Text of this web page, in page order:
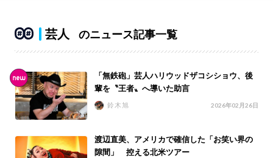
芸人 のニュース記事一覧
「無鉄砲」芸人ハリウッドザコシショウ、後
輩を〝王者〟へ導いた助言
鈴木旭 2026年02月26日
渡辺直美、アメリカで確信した「お笑い界の
隙間」 控える北米ツアー